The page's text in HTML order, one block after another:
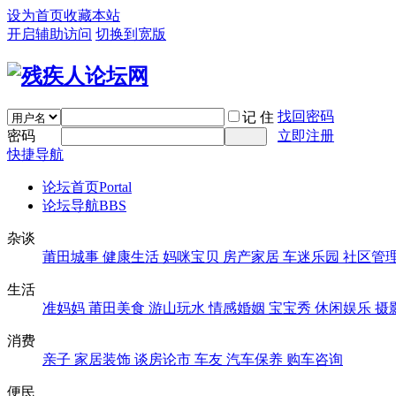
设为首页收藏本站
开启辅助访问 切换到宽版
记 住 找回密码
密码
立即注册
快捷导航
论坛首页Portal
论坛导航BBS
杂谈
莆田城事 健康生活 妈咪宝贝 房产家居 车迷乐园 社区管
生活
准妈妈 莆田美食 游山玩水 情感婚姻 宝宝秀 休闲娱乐 摄
消费
亲子 家居装饰 谈房论市 车友 汽车保养 购车咨询
便民